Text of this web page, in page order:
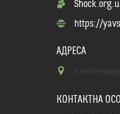
https://